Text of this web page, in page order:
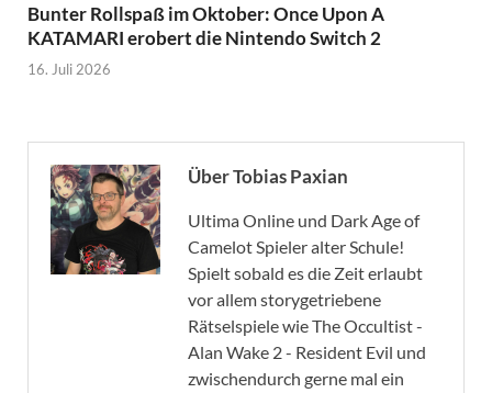
Bunter Rollspaß im Oktober: Once Upon A
KATAMARI erobert die Nintendo Switch 2
16. Juli 2026
Über Tobias Paxian
Ultima Online und Dark Age of
Camelot Spieler alter Schule!
Spielt sobald es die Zeit erlaubt
vor allem storygetriebene
Rätselspiele wie The Occultist -
Alan Wake 2 - Resident Evil und
zwischendurch gerne mal ein